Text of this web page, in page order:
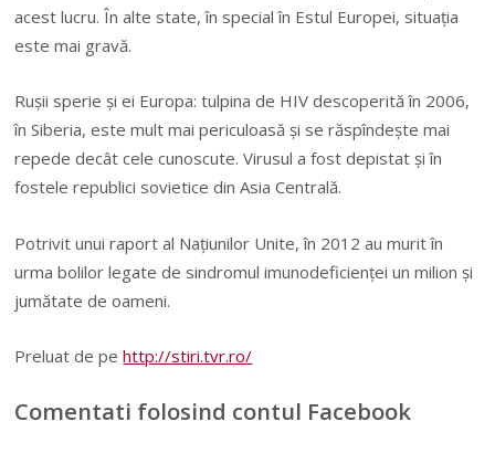
acest lucru. În alte state, în special în Estul Europei, situaţia
este mai gravă.
Ruşii sperie şi ei Europa: tulpina de HIV descoperită în 2006,
în Siberia, este mult mai periculoasă şi se răspîndeşte mai
repede decât cele cunoscute. Virusul a fost depistat şi în
fostele republici sovietice din Asia Centrală.
Potrivit unui raport al Naţiunilor Unite, în 2012 au murit în
urma bolilor legate de sindromul imunodeficienţei un milion şi
jumătate de oameni.
Preluat de pehttp://stiri.tvr.ro/
Comentati folosind contul Facebook